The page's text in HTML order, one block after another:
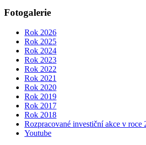
Fotogalerie
Rok 2026
Rok 2025
Rok 2024
Rok 2023
Rok 2022
Rok 2021
Rok 2020
Rok 2019
Rok 2017
Rok 2018
Rozpracované investiční akce v roce
Youtube